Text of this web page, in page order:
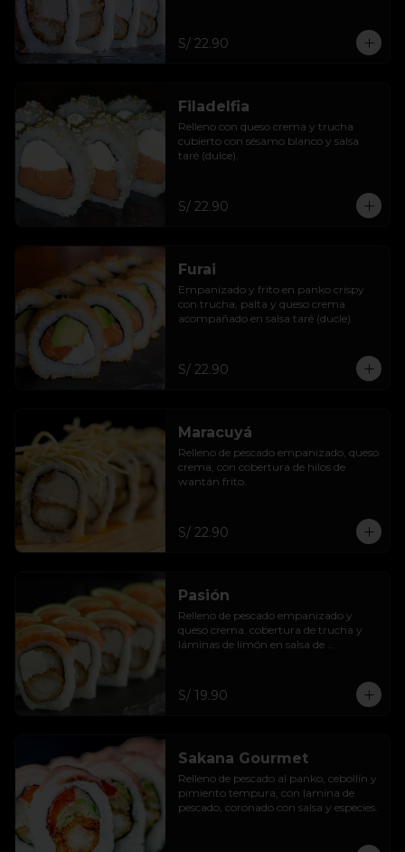
S/ 22.90
Filadelfia
Relleno con queso crema y trucha
cubierto con sésamo blanco y salsa
taré (dulce).
S/ 22.90
Furai
Empanizado y frito en panko crispy
con trucha, palta y queso crema
acompañado en salsa taré (ducle).
S/ 22.90
Maracuyá
Relleno de pescado empanizado, queso
crema, con cobertura de hilos de
wantán frito.
S/ 22.90
Pasión
Relleno de pescado empanizado y
queso crema. cobertura de trucha y
láminas de limón en salsa de
S/ 19.90
Sakana Gourmet
Relleno de pescado al panko, cebollín y
pimiento tempura, con lamina de
pescado, coronado con salsa y especies.